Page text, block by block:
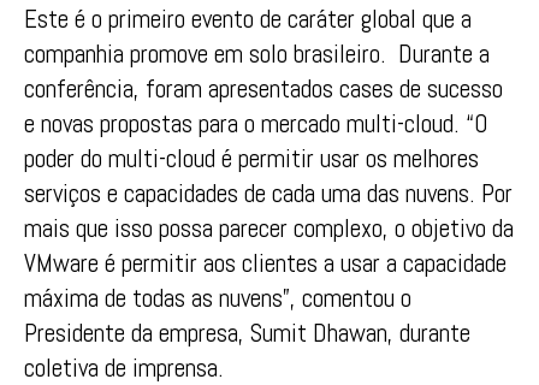
Este é o primeiro evento de caráter global que a
companhia promove em solo brasileiro. Durante a
conferência, foram apresentados cases de sucesso
e novas propostas para o mercado multi-cloud. “O
poder do multi-cloud é permitir usar os melhores
serviços e capacidades de cada uma das nuvens. Por
mais que isso possa parecer complexo, o objetivo da
VMware é permitir aos clientes a usar a capacidade
máxima de todas as nuvens”, comentou o
Presidente da empresa, Sumit Dhawan, durante
coletiva de imprensa.